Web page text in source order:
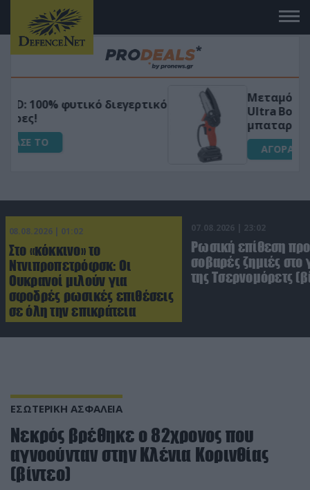
Μεταμόρφωσε τον κήπο σου με το
Ultra Box Μίνι Αλυσοπρίονο με
08.08.2026 | 01:02
Στο «κόκκινο» το
Ντνιπροπετρόφσκ: Οι
Ουκρανοί μιλούν για
σφοδρές ρωσικές επιθέσεις
σε όλη την επικράτεια
07.08.2026 | 23:02
Ρωσική επίθεση
σοβαρές ζημιές στο
της Τσερνομόρετς
ΕΣΩΤΕΡΙΚΗ ΑΣΦΑΛΕΙΑ
Νεκρός βρέθηκε ο 82χρονος που
αγνοούνταν στην Κλένια Κορινθίας
(βίντεο)